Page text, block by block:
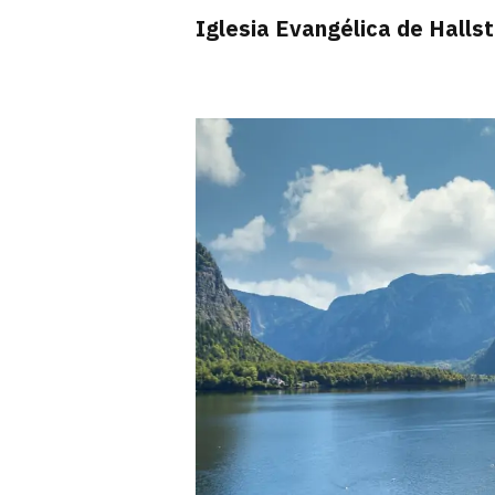
Iglesia Evangélica de